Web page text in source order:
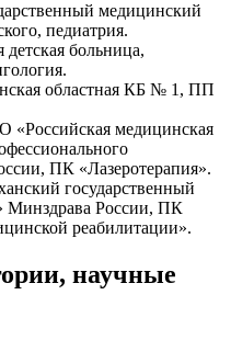
медицинский
педиатрия.
детская больница,
областная КБ № 1, ПП
медицинская
ПК «Лазеротерапия».
государственный
Минздрава России, ПК
реабилитации».
научные